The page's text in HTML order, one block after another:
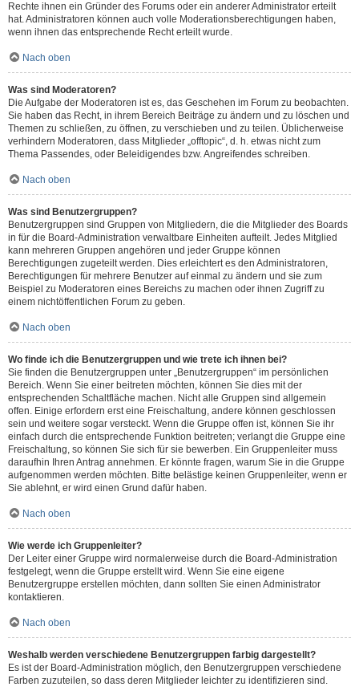
Rechte ihnen ein Gründer des Forums oder ein anderer Administrator erteilt
hat. Administratoren können auch volle Moderationsberechtigungen haben,
wenn ihnen das entsprechende Recht erteilt wurde.
Nach oben
Was sind Moderatoren?
Die Aufgabe der Moderatoren ist es, das Geschehen im Forum zu beobachten.
Sie haben das Recht, in ihrem Bereich Beiträge zu ändern und zu löschen und
Themen zu schließen, zu öffnen, zu verschieben und zu teilen. Üblicherweise
verhindern Moderatoren, dass Mitglieder „offtopic“, d. h. etwas nicht zum
Thema Passendes, oder Beleidigendes bzw. Angreifendes schreiben.
Nach oben
Was sind Benutzergruppen?
Benutzergruppen sind Gruppen von Mitgliedern, die die Mitglieder des Boards
in für die Board-Administration verwaltbare Einheiten aufteilt. Jedes Mitglied
kann mehreren Gruppen angehören und jeder Gruppe können
Berechtigungen zugeteilt werden. Dies erleichtert es den Administratoren,
Berechtigungen für mehrere Benutzer auf einmal zu ändern und sie zum
Beispiel zu Moderatoren eines Bereichs zu machen oder ihnen Zugriff zu
einem nichtöffentlichen Forum zu geben.
Nach oben
Wo finde ich die Benutzergruppen und wie trete ich ihnen bei?
Sie finden die Benutzergruppen unter „Benutzergruppen“ im persönlichen
Bereich. Wenn Sie einer beitreten möchten, können Sie dies mit der
entsprechenden Schaltfläche machen. Nicht alle Gruppen sind allgemein
offen. Einige erfordern erst eine Freischaltung, andere können geschlossen
sein und weitere sogar versteckt. Wenn die Gruppe offen ist, können Sie ihr
einfach durch die entsprechende Funktion beitreten; verlangt die Gruppe eine
Freischaltung, so können Sie sich für sie bewerben. Ein Gruppenleiter muss
daraufhin Ihren Antrag annehmen. Er könnte fragen, warum Sie in die Gruppe
aufgenommen werden möchten. Bitte belästige keinen Gruppenleiter, wenn er
Sie ablehnt, er wird einen Grund dafür haben.
Nach oben
Wie werde ich Gruppenleiter?
Der Leiter einer Gruppe wird normalerweise durch die Board-Administration
festgelegt, wenn die Gruppe erstellt wird. Wenn Sie eine eigene
Benutzergruppe erstellen möchten, dann sollten Sie einen Administrator
kontaktieren.
Nach oben
Weshalb werden verschiedene Benutzergruppen farbig dargestellt?
Es ist der Board-Administration möglich, den Benutzergruppen verschiedene
Farben zuzuteilen, so dass deren Mitglieder leichter zu identifizieren sind.